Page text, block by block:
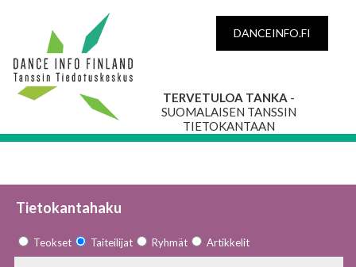
DANCEINFO.FI
TERVETULOA TANKA -
SUOMALAISEN TANSSIN
TIETOKANTAAN
Tietokantahaku
Teokset Taiteilijat Ryhmät Artikkelit